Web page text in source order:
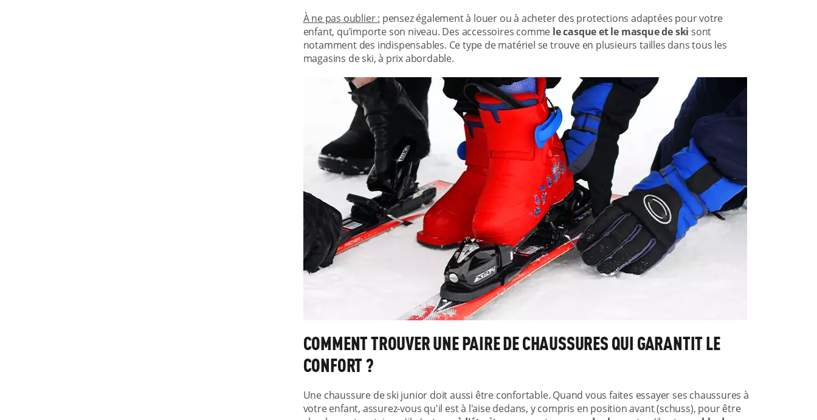
À ne pas oublier : pensez également à louer ou à acheter des protections adaptées pour votre
enfant, qu’importe son niveau. Des accessoires comme le casque et le masque de skisont
notamment des indispensables. Ce type de matériel se trouve en plusieurs tailles dans tous les
magasins de ski, à prix abordable.
COMMENT TROUVER UNE PAIRE DE CHAUSSURES QUI GARANTIT LE
CONFORT ?
Une chaussure de ski junior doit aussi être confortable. Quand vous faites essayer ses chaussures à
votre enfant, assurez-vous qu'il est à l'aise dedans, y compris en position avant (schuss), pour être